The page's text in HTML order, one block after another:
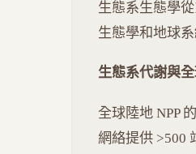
生態系生態學
生態學和地球
生態系代謝與
全球陸地 NPP
網絡提供 >500